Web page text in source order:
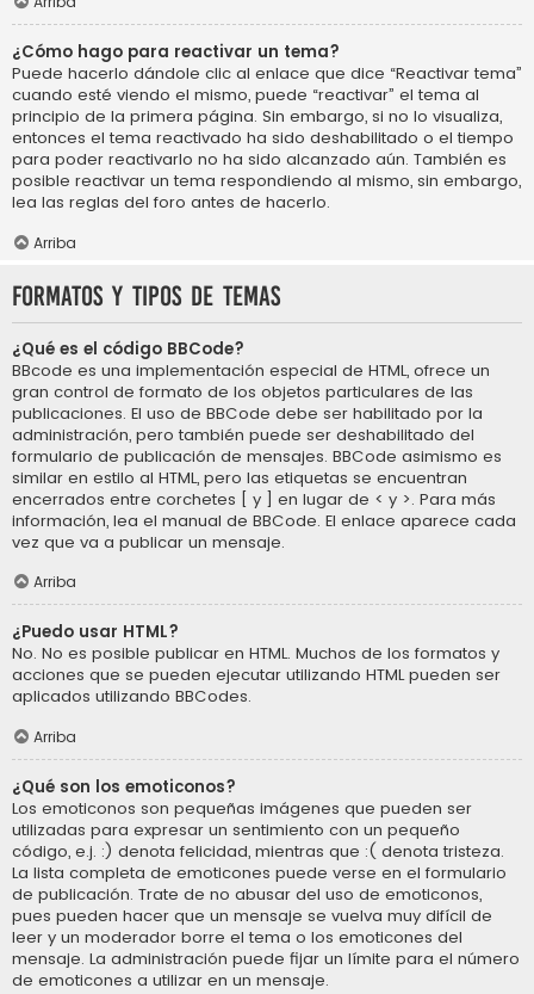
¿Cómo hago para reactivar un tema?
Puede hacerlo dándole clic al enlace que dice “Reactivar tema”
cuando esté viendo el mismo, puede “reactivar” el tema al
principio de la primera página. Sin embargo, si no lo visualiza,
entonces el tema reactivado ha sido deshabilitado o el tiempo
para poder reactivarlo no ha sido alcanzado aún. También es
posible reactivar un tema respondiendo al mismo, sin embargo,
lea las reglas del foro antes de hacerlo.
Arriba
Formatos y tipos de temas
¿Qué es el código BBCode?
BBcode es una implementación especial de HTML, ofrece un
gran control de formato de los objetos particulares de las
publicaciones. El uso de BBCode debe ser habilitado por la
administración, pero también puede ser deshabilitado del
formulario de publicación de mensajes. BBCode asimismo es
similar en estilo al HTML, pero las etiquetas se encuentran
encerrados entre corchetes [ y ] en lugar de < y >. Para más
información, lea el manual de BBCode. El enlace aparece cada
vez que va a publicar un mensaje.
Arriba
¿Puedo usar HTML?
No. No es posible publicar en HTML. Muchos de los formatos y
acciones que se pueden ejecutar utilizando HTML pueden ser
aplicados utilizando BBCodes.
Arriba
¿Qué son los emoticonos?
Los emoticonos son pequeñas imágenes que pueden ser
utilizadas para expresar un sentimiento con un pequeño
código, e.j. :) denota felicidad, mientras que :( denota tristeza.
La lista completa de emoticones puede verse en el formulario
de publicación. Trate de no abusar del uso de emoticonos,
pues pueden hacer que un mensaje se vuelva muy difícil de
leer y un moderador borre el tema o los emoticones del
mensaje. La administración puede fijar un límite para el número
de emoticones a utilizar en un mensaje.